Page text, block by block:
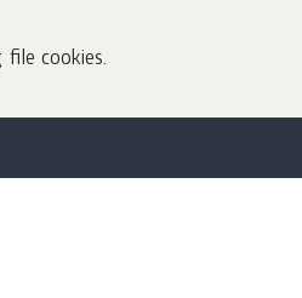
file cookies.